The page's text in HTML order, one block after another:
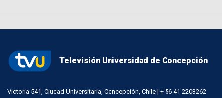
Televisión Universidad de Concepción
Victoria 541, Ciudad Universitaria, Concepción, Chile | + 56 41 2203262